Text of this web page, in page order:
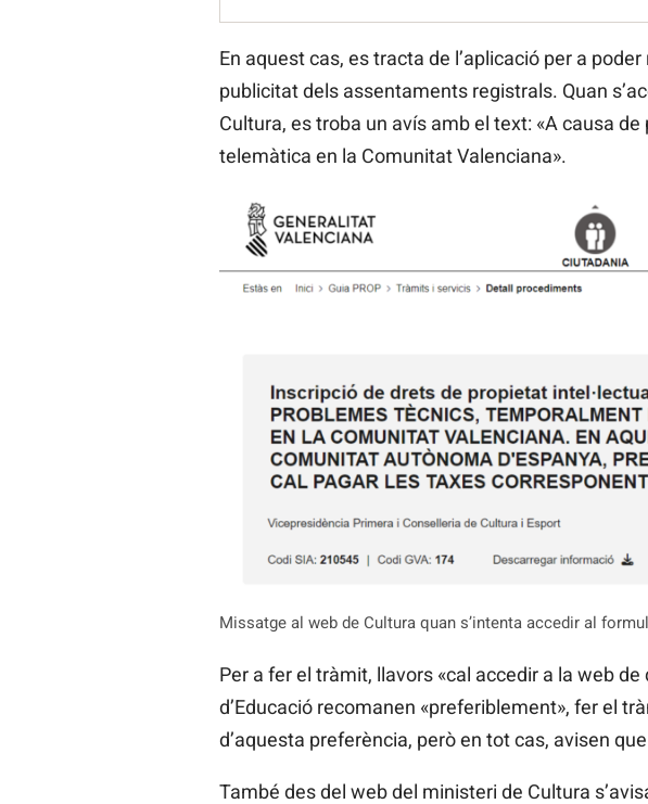
En aquest cas, es tracta de l’aplicació per a
publicitat dels assentaments registrals. Quan
Cultura, es troba un avís amb el text: «A causa
telemàtica en la Comunitat Valenciana».
Missatge al web de Cultura quan s’intenta accedir al
Per a fer el tràmit, llavors «cal accedir a la web
d’Educació recomanen «preferiblement», fer el
d’aquesta preferència, però en tot cas, avisen
També des del web del ministeri de Cultura